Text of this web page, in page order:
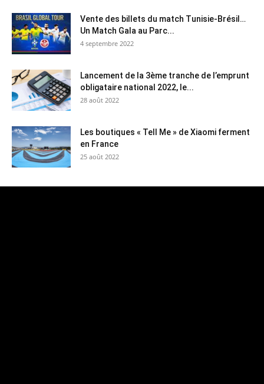
Vente des billets du match Tunisie-Brésil…
Un Match Gala au Parc...
4 septembre 2022
Lancement de la 3ème tranche de l’emprunt
obligataire national 2022, le...
28 août 2022
Les boutiques « Tell Me » de Xiaomi ferment
en France
25 août 2022